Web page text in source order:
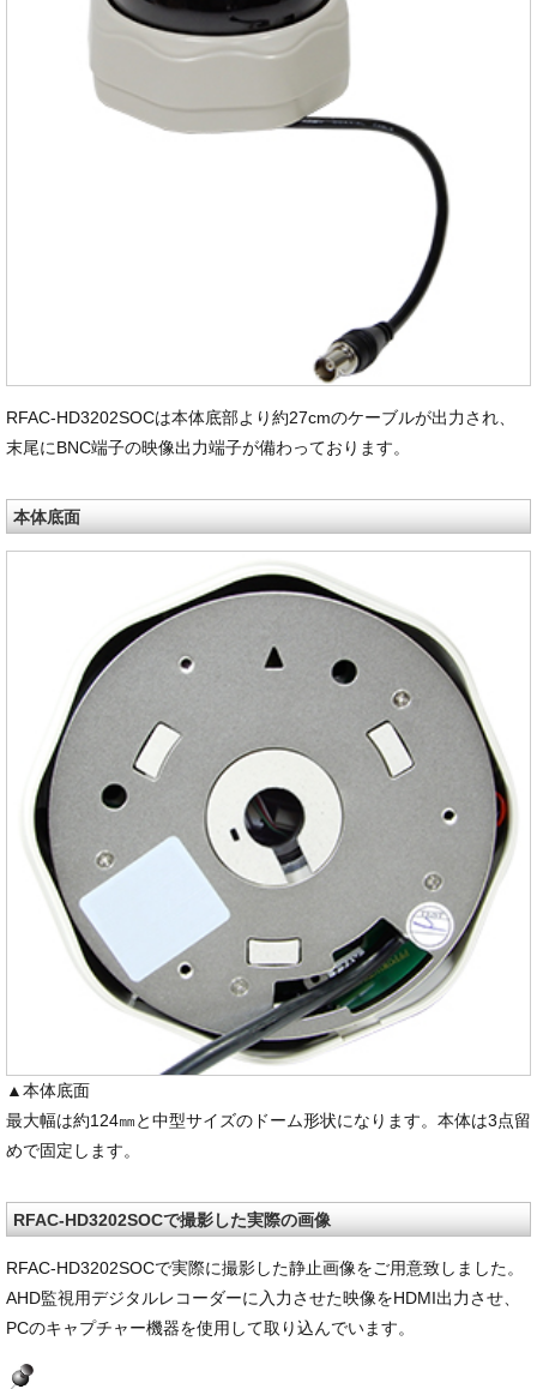
RFAC-HD3202SOCは本体底部より約27cmのケーブルが出力され、
末尾にBNC端子の映像出力端子が備わっております。
本体底面
▲本体底面
最大幅は約124㎜と中型サイズのドーム形状になります。本体は3点留
めで固定します。
RFAC-HD3202SOCで撮影した実際の画像
RFAC-HD3202SOCで実際に撮影した静止画像をご用意致しました。
AHD監視用デジタルレコーダーに入力させた映像をHDMI出力させ、
PCのキャプチャー機器を使用して取り込んでいます。